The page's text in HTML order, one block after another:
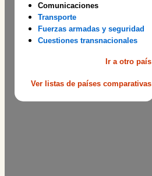
Comunicaciones
Transporte
Fuerzas armadas y seguridad
Cuestiones transnacionales
Ir a otro país
Ver listas de países comparativas